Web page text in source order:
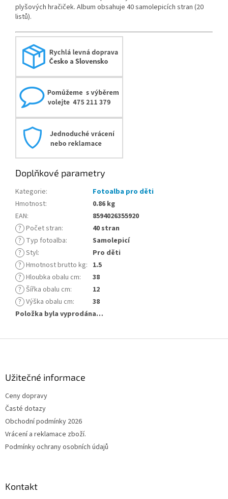
plyšových hračiček. Album obsahuje 40 samolepicích stran (20
listů).
Doplňkové parametry
Kategorie:
Fotoalba pro děti
Hmotnost:
0.86 kg
EAN:
8594026355920
? Počet stran:
40 stran
? Typ fotoalba:
Samolepicí
? Styl:
Pro děti
? Hmotnost brutto kg: 1.5
? Hloubka obalu cm:
38
? Šířka obalu cm:
12
? Výška obalu cm:
38
Položka byla vyprodána…
Užitečné informace
Ceny dopravy
Časté dotazy
Obchodní podmínky 2026
Vrácení a reklamace zboží.
Podmínky ochrany osobních údajů
Kontakt